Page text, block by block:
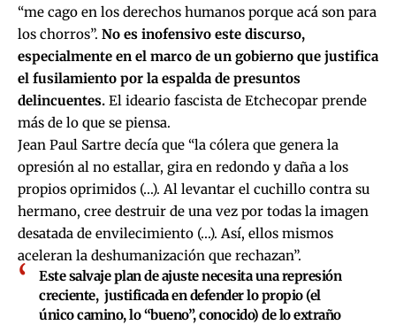
“me cago en los derechos humanos porque acá son para
los chorros”. No es inofensivo este discurso,
especialmente en el marco de un gobierno que justifica
el fusilamiento por la espalda de presuntos
delincuentes. El ideario fascista de Etchecopar prende
más de lo que se piensa.
Jean Paul Sartre decía que “la cólera que genera la
opresión al no estallar, gira en redondo y daña a los
propios oprimidos (…). Al levantar el cuchillo contra su
hermano, cree destruir de una vez por todas la imagen
desatada de envilecimiento (…). Así, ellos mismos
aceleran la deshumanización que rechazan”.
Este salvaje plan de ajuste necesita una represión
creciente, justificada en defender lo propio (el
único camino, lo “bueno”, conocido) de lo extraño